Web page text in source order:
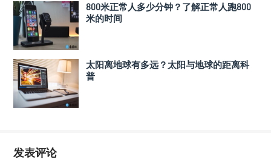
800米正常人多少分钟？了解正常人跑800
米的时间
太阳离地球有多远？太阳与地球的距离科
普
发表评论